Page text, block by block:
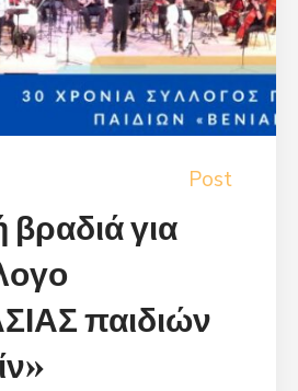
Post
για
παιδιών